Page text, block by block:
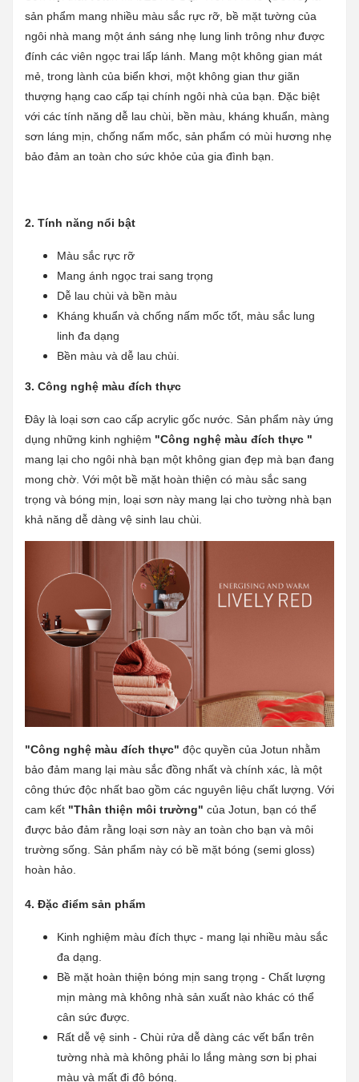
sản phẩm mang nhiều màu sắc rực rỡ, bề mặt tường của
ngôi nhà mang một ánh sáng nhẹ lung linh trông như được
đính các viên ngọc trai lấp lánh. Mang một không gian mát
mẻ, trong lành của biển khơi, một không gian thư giãn
thượng hạng cao cấp tại chính ngôi nhà của bạn. Đặc biệt
với các tính năng dễ lau chùi, bền màu, kháng khuẩn, màng
sơn láng mịn, chống nấm mốc, sản phẩm có mùi hương nhẹ
bảo đảm an toàn cho sức khỏe của gia đình bạn.
2. Tính năng nổi bật
Màu sắc rực rỡ
Mang ánh ngọc trai sang trọng
Dễ lau chùi và bền màu
Kháng khuẩn và chống nấm mốc tốt, màu sắc lung
linh đa dạng
Bền màu và dễ lau chùi.
3. Công nghệ màu đích thực
Đây là loại sơn cao cấp acrylic gốc nước. Sản phẩm này ứng
dụng những kinh nghiệm "Công nghệ màu đích thực "
mang lại cho ngôi nhà bạn một không gian đẹp mà bạn đang
mong chờ. Với một bề mặt hoàn thiện có màu sắc sang
trọng và bóng mịn, loại sơn này mang lại cho tường nhà bạn
khả năng dễ dàng vệ sinh lau chùi.
"Công nghệ màu đích thực" độc quyền của Jotun nhằm
bảo đảm mang lại màu sắc đồng nhất và chính xác, là một
công thức độc nhất bao gồm các nguyên liệu chất lượng. Với
cam kết "Thân thiện môi trường" của Jotun, bạn có thể
được bảo đảm rằng loại sơn này an toàn cho bạn và môi
trường sống. Sản phẩm này có bề mặt bóng (semi gloss)
hoàn hảo.
4. Đặc điểm sản phẩm
Kinh nghiệm màu đích thực - mang lại nhiều màu sắc
đa dạng.
Bề mặt hoàn thiện bóng mịn sang trọng - Chất lượng
mịn màng mà không nhà sản xuất nào khác có thể
cân sức được.
Rất dễ vệ sinh - Chùi rửa dễ dàng các vết bẩn trên
tường nhà mà không phải lo lắng màng sơn bị phai
màu và mất đi độ bóng.